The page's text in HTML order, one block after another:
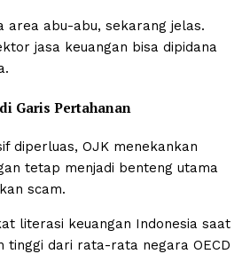
area abu-abu, sekarang jelas.
jasa keuangan bisa dipidana
Garis Pertahanan
diperluas, OJK menekankan
tetap menjadi benteng utama
scam.
literasi keuangan Indonesia saat
tinggi dari rata-rata negara OECD